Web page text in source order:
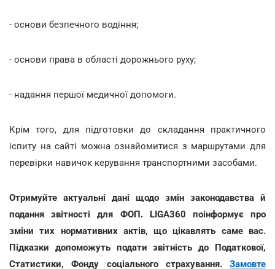
- основи безпечного водіння;
- основи права в області дорожнього руху;
- надання першої медичної допомоги.
Крім того, для підготовки до складання практичного
іспиту на сайті можна ознайомитися з маршрутами для
перевірки навичок керування транспортними засобами.
Отримуйте актуальні дані щодо змін законодавства й
подання звітності для ФОП. LIGA360 поінформує про
зміни тих нормативних актів, що цікавлять саме вас.
Підказки допоможуть подати звітність до Податкової,
Статистики, Фонду соціального страхування. Замовте